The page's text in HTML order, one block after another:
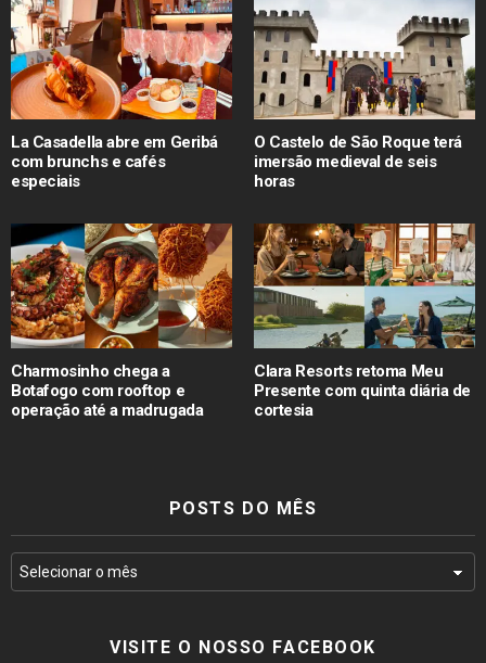
La Casadella abre em Geribá
com brunchs e cafés
especiais
O Castelo de São Roque terá
imersão medieval de seis
horas
Charmosinho chega a
Botafogo com rooftop e
operação até a madrugada
Clara Resorts retoma Meu
Presente com quinta diária de
cortesia
POSTS DO MÊS
VISITE O NOSSO FACEBOOK